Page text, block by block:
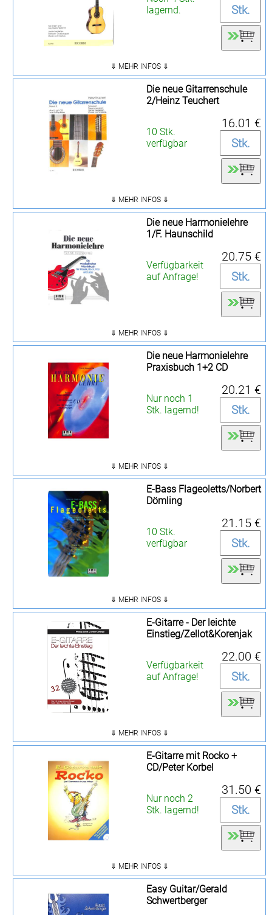
lagernd.
⇓ MEHR INFOS ⇓
Die neue Gitarrenschule
2/Heinz Teuchert
10 Stk.
verfügbar
16.01 €
⇓ MEHR INFOS ⇓
Die neue Harmonielehre
1/F. Haunschild
Verfügbarkeit
auf Anfrage!
20.75 €
⇓ MEHR INFOS ⇓
Die neue Harmonielehre
Praxisbuch 1+2 CD
Nur noch 1
Stk. lagernd!
20.21 €
⇓ MEHR INFOS ⇓
E-Bass Flageoletts/Norbert
Dömling
10 Stk.
verfügbar
21.15 €
⇓ MEHR INFOS ⇓
E-Gitarre - Der leichte
Einstieg/Zellot&Korenjak
Verfügbarkeit
auf Anfrage!
22.00 €
⇓ MEHR INFOS ⇓
E-Gitarre mit Rocko +
CD/Peter Korbel
Nur noch 2
Stk. lagernd!
31.50 €
⇓ MEHR INFOS ⇓
Easy Guitar/Gerald
Schwertberger